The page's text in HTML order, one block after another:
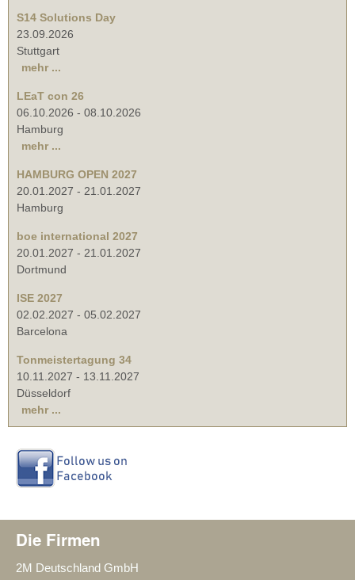
S14 Solutions Day
23.09.2026
Stuttgart
mehr ...
LEaT con 26
06.10.2026 - 08.10.2026
Hamburg
mehr ...
HAMBURG OPEN 2027
20.01.2027 - 21.01.2027
Hamburg
boe international 2027
20.01.2027 - 21.01.2027
Dortmund
ISE 2027
02.02.2027 - 05.02.2027
Barcelona
Tonmeistertagung 34
10.11.2027 - 13.11.2027
Düsseldorf
mehr ...
Die Firmen
2M Deutschland GmbH